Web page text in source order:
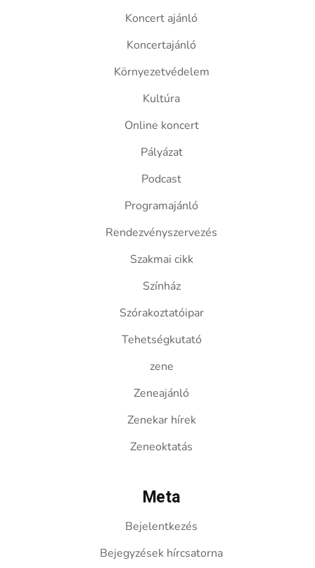
Koncert ajánló
Koncertajánló
Környezetvédelem
Kultúra
Online koncert
Pályázat
Podcast
Programajánló
Rendezvényszervezés
Szakmai cikk
Színház
Szórakoztatóipar
Tehetségkutató
zene
Zeneajánló
Zenekar hírek
Zeneoktatás
Meta
Bejelentkezés
Bejegyzések hírcsatorna